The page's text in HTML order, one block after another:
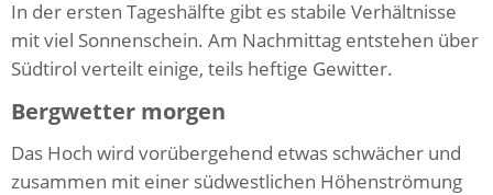
In der ersten Tageshälfte gibt es stabile Verhältnisse
mit viel Sonnenschein. Am Nachmittag entstehen über
Südtirol verteilt einige, teils heftige Gewitter.
Bergwetter morgen
Das Hoch wird vorübergehend etwas schwächer und
zusammen mit einer südwestlichen Höhenströmung